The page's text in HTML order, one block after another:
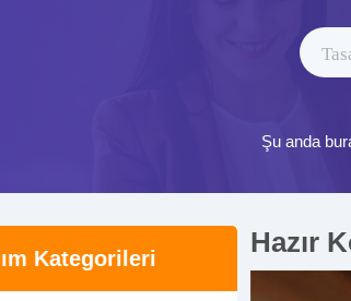
Şu anda
Kategorileri Hazır